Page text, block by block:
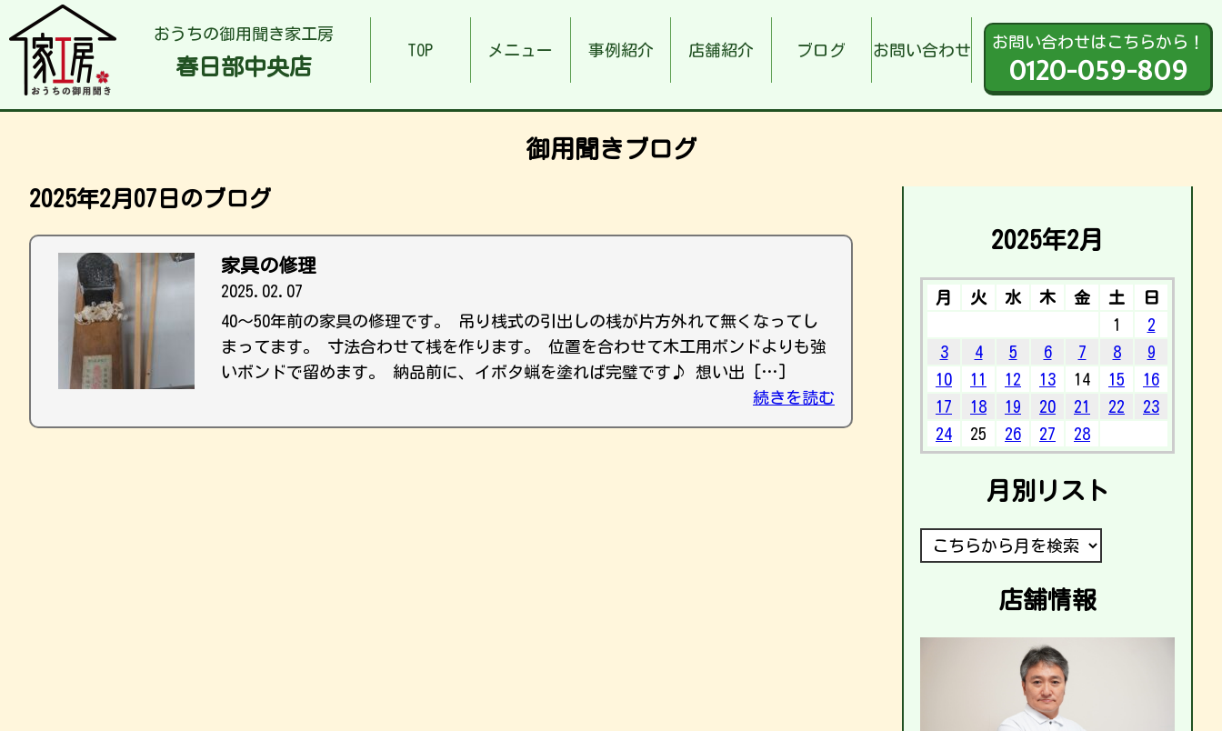
おうちの御用聞き家工房
春日部中央店
TOP メニュー 事例紹介 店舗紹介 ブログ お問い合わせ お問い合わせはこちらから！
0120-059-809
御用聞きブログ
2025年2月07日のブログ
家具の修理
2025.02.07
40〜50年前の家具の修理です。 吊り桟式の引出しの桟が片方外れて無くなってし
まってます。 寸法合わせて桟を作ります。 位置を合わせて木工用ボンドよりも強
いボンドで留めます。 納品前に、イボタ蝋を塗れば完璧です♪ 想い出 […]
続きを読む
2025年2月
月 火 水 木 金 土
日
1
2
3
4 5 6 7 8
9
10
11 12 13 14 15
16
17
18 19 20 21 22
23
24
25 26 27 28
月別リスト
店舗情報